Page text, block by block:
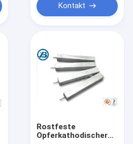
Kontakt
Rostfeste
Opferkathodischer